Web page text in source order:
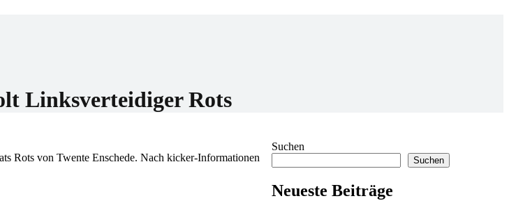
Linksverteidiger Rots
Rots von Twente Enschede. Nach kicker-Informationen
Suchen
Suchen
Neueste Beiträge